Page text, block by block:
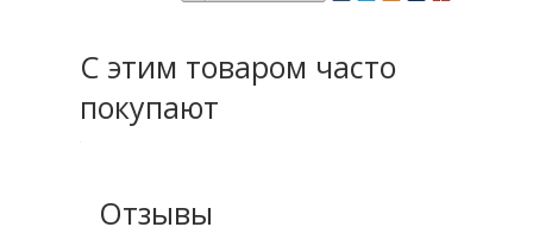
С этим товаром часто
покупают
Отзывы